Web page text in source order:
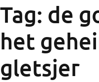
Tag: de
het
gletsjer